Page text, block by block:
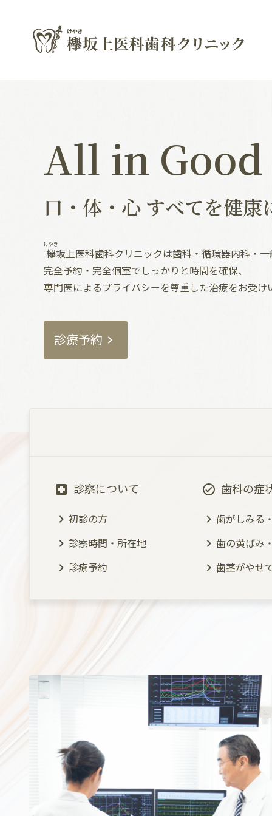
All in
口・体・心 すべてを健康
欅
けやき
坂上医科歯科クリニックは歯科・循環器内科・
完全予約・完全個室でしっかりと時間を確保、
専門医によるプライバシーを尊重した治療をお受け
診療予約
診察について
初診の方
診察時間・所在地
診療予約
歯科の症
歯がしみる
歯の黄ばみ
歯茎がやせ